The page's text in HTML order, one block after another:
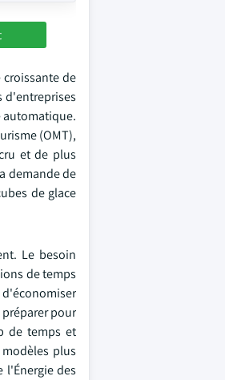
de
d'entreprises
automatique.
(OMT),
et de plus
demande de
de glace
Le besoin
de temps
d'économiser
pour
de temps et
plus
l'Énergie des